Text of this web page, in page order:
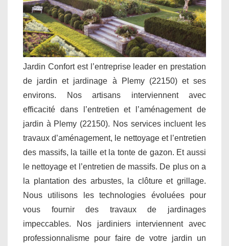
Jardin Confort est l’entreprise leader en prestation
de jardin et jardinage à Plemy (22150) et ses
environs. Nos artisans interviennent avec
efficacité dans l’entretien et l’aménagement de
jardin à Plemy (22150). Nos services incluent les
travaux d’aménagement, le nettoyage et l’entretien
des massifs, la taille et la tonte de gazon. Et aussi
le nettoyage et l’entretien de massifs. De plus on a
la plantation des arbustes, la clôture et grillage.
Nous utilisons les technologies évoluées pour
vous fournir des travaux de jardinages
impeccables. Nos jardiniers interviennent avec
professionnalisme pour faire de votre jardin un